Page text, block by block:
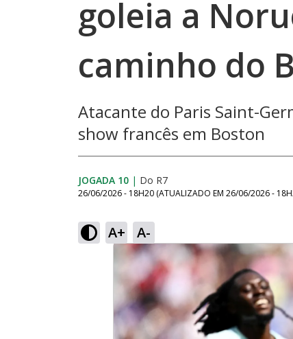
goleia a
caminho do
Atacante do Paris Saint-
show francês em Boston
JOGADA 10 | Do R7
26/06/2026 - 18H20 (ATUALIZADO EM 26/06/2026 -
A+ A-